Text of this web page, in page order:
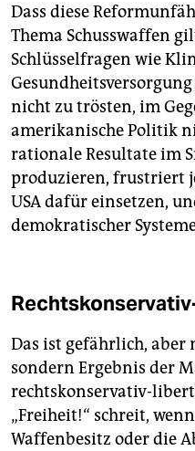
Dass diese
Thema Schusswaffen
Schlüsselfragen wie
nicht zu trösten, im
amerikanische Politik
rationale Resultate im
produzieren, frustriert
USA dafür einsetzen,
demokratischer
Das ist gefährlich, aber
sondern Ergebnis der
rechtskonservativ-
„Freiheit!“ schreit,
Waffenbesitz oder die